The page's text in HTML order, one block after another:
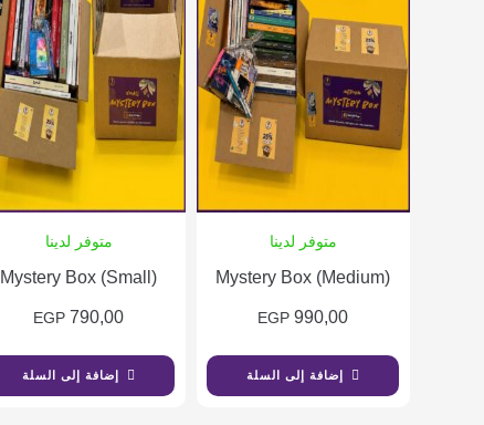
متوفر لدينا
Mystery Box (Medium)
990,00
EGP
إضافة إلى السلة
متوفر لدينا
Mystery Box (Small)
790,00
EGP
إضافة إلى السلة